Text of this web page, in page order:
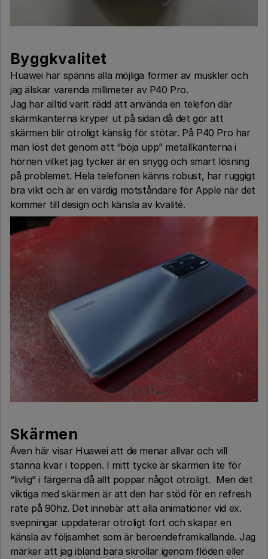
Byggkvalitet
Huawei har spänns alla möjliga former av muskler och
jag älskar varenda millimeter av P40 Pro.
Jag har alltid varit rädd att använda en telefon där
skärmkanterna kryper ut på sidan då det gör att
skärmen blir otroligt känslig för stötar. På P40 Pro har
man löst det genom att “böja upp” metallkanterna i
hörnen vilket jag tycker är en snygg och smart lösning
på problemet. Hela telefonen känns robust, har ruggigt
bra vikt och är en värdig motståndare för Apple när det
kommer till design och känsla av kvalité.
Skärmen
Även här visar Huawei att de menar allvar och vill
stanna kvar i toppen. I mitt tycke är skärmen lite för
“livlig” i färgerna då allt poppar något otroligt. Men det
viktiga med skärmen är att den har stöd för en refresh
rate på 90hz. Det innebär att alla animationer vid ex.
svepningar uppdaterar otroligt fort och skapar en
känsla av följsamhet som är beroendeframkallande. Jag
märker att jag ibland bara skrollar igenom flöden eller